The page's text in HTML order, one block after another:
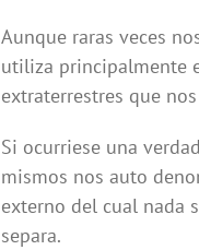
Aunque raras veces
utiliza principalmente
extraterrestres que
Si ocurriese una
mismos nos auto
externo del cual nada
separa.